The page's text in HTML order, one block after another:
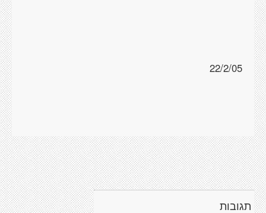
22/2/05
תגובות